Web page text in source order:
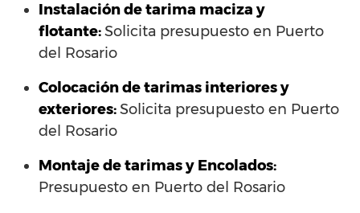
Instalación de tarima maciza y
flotante:Solicita presupuesto en Puerto
del Rosario
Colocación de tarimas interiores y
exteriores:Solicita presupuesto en Puerto
del Rosario
Montaje de tarimas y Encolados:
Presupuesto en Puerto del Rosario